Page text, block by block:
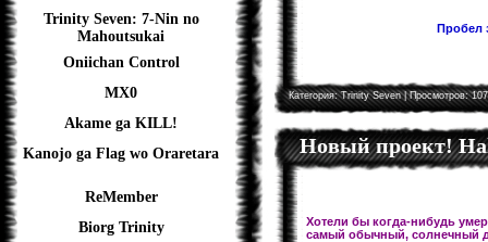
Trinity Seven: 7-Nin no
Mahoutsukai
Oniichan Control
MX0
Akame ga KILL!
Kanojo ga Flag wo Oraretara
ReMember
Biorg Trinity
Пробел
Категория:Trinity Seven| Просмотров:
Новый проект!
Хотели бы когда-нибудь
самый обычный, солнечный